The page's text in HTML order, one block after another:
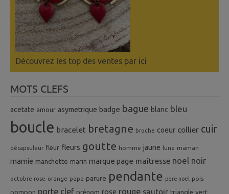
Découvrez les top des ventes par ici
MOTS CLEFS
acetate amour asymetrique badge bague blanc bleu
boucle bracelet bretagne broche coeur collier cuir
décapsuleur fleur fleurs goutte homme jaune lune maman
mamie manchette marin marque page maîtresse noel noir
octobre rose orange papa parure pendante pere noel pois
pompon porte clef prénom rose rouge sautoir triangle vert